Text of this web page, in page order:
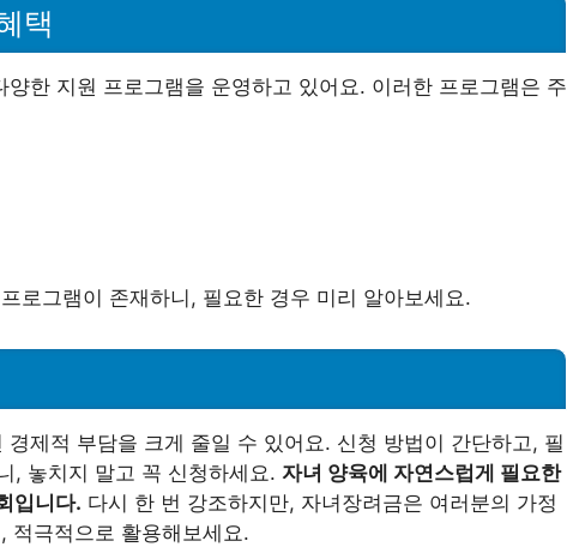
택
한 지원 프로그램을 운영하고 있어요. 이러한 프로그램은 주
로그램이 존재하니, 필요한 경우 미리 알아보세요.
제적 부담을 크게 줄일 수 있어요. 신청 방법이 간단하고, 필
, 놓치지 말고 꼭 신청하세요. 자녀 양육에 자연스럽게 필요한
입니다. 다시 한 번 강조하지만, 자녀장려금은 여러분의 가정
적극적으로 활용해보세요.